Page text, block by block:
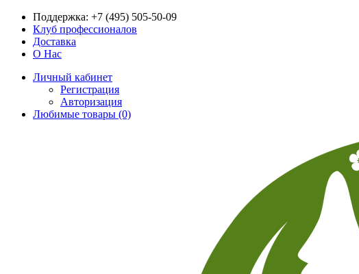
Поддержка: +7 (495) 505-50-09
Клуб профессионалов
Доставка
О Нас
Личный кабинет
Регистрация
Авторизация
Любимые товары (0)